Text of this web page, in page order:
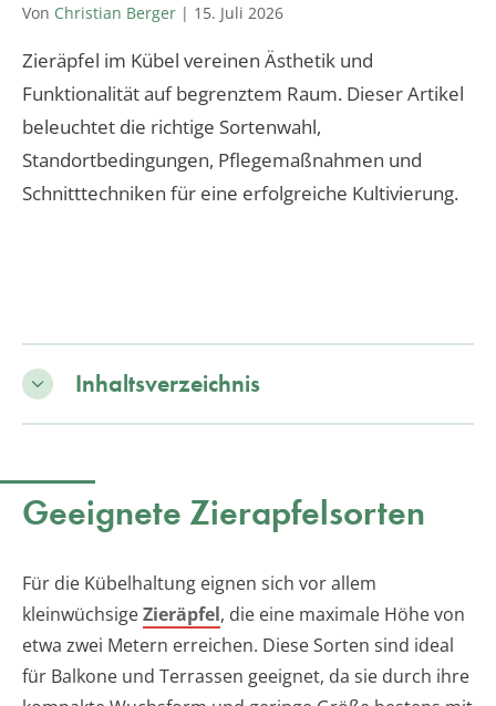
Von Christian Berger | 15. Juli 2026
Zieräpfel im Kübel vereinen Ästhetik und
Funktionalität auf begrenztem Raum. Dieser Artikel
beleuchtet die richtige Sortenwahl,
Standortbedingungen, Pflegemaßnahmen und
Schnitttechniken für eine erfolgreiche Kultivierung.
Inhaltsverzeichnis
Geeignete Zierapfelsorten
Für die Kübelhaltung eignen sich vor allem
kleinwüchsigeZieräpfel, die eine maximale Höhe von
etwa zwei Metern erreichen. Diese Sorten sind ideal
für Balkone und Terrassen geeignet, da sie durch ihre